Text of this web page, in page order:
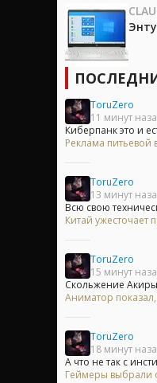
ToruZero
11 минут
Киберпанк это и
Реклама питьевой
ToruZero
13 минут
Всю свою
Китай ужесточает
ToruZero
15 минут
Скольжение
Аниматор
ToruZero
18 минут
А что не так с
Геймеры выбрали